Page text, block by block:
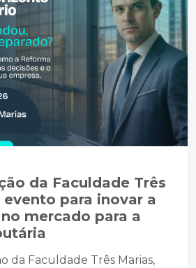
da Faculdade Três
evento para inovar a
mercado para a
da Faculdade Três Marias,